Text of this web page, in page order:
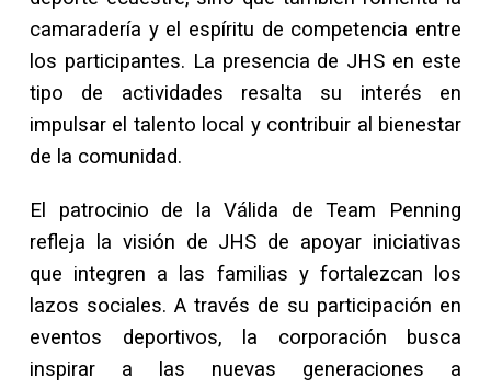
camaradería y el espíritu de competencia entre
los participantes. La presencia de JHS en este
tipo de actividades resalta su interés en
impulsar el talento local y contribuir al bienestar
de la comunidad.
El patrocinio de la Válida de Team Penning
refleja la visión de JHS de apoyar iniciativas
que integren a las familias y fortalezcan los
lazos sociales. A través de su participación en
eventos deportivos, la corporación busca
inspirar a las nuevas generaciones a